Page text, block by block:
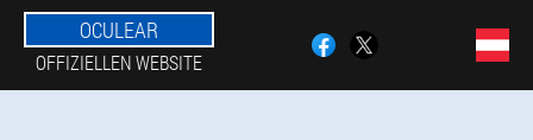
OCULEAR
OFFIZIELLEN WEBSITE